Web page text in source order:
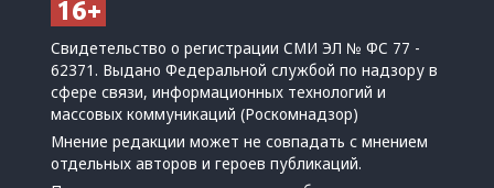
Свидетельство о регистрации СМИ ЭЛ № ФС 77 -
62371. Выдано Федеральной службой по надзору в
сфере связи, информационных технологий и
массовых коммуникаций (Роскомнадзор)
Мнение редакции может не совпадать с мнением
отдельных авторов и героев публикаций.